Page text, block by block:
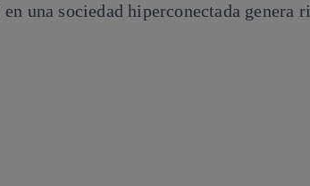
una sociedad hiperconectada genera